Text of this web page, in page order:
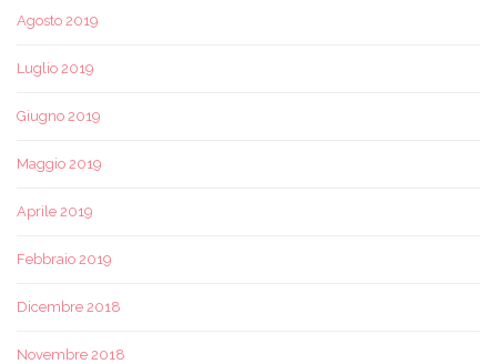
Agosto 2019
Luglio 2019
Giugno 2019
Maggio 2019
Aprile 2019
Febbraio 2019
Dicembre 2018
Novembre 2018